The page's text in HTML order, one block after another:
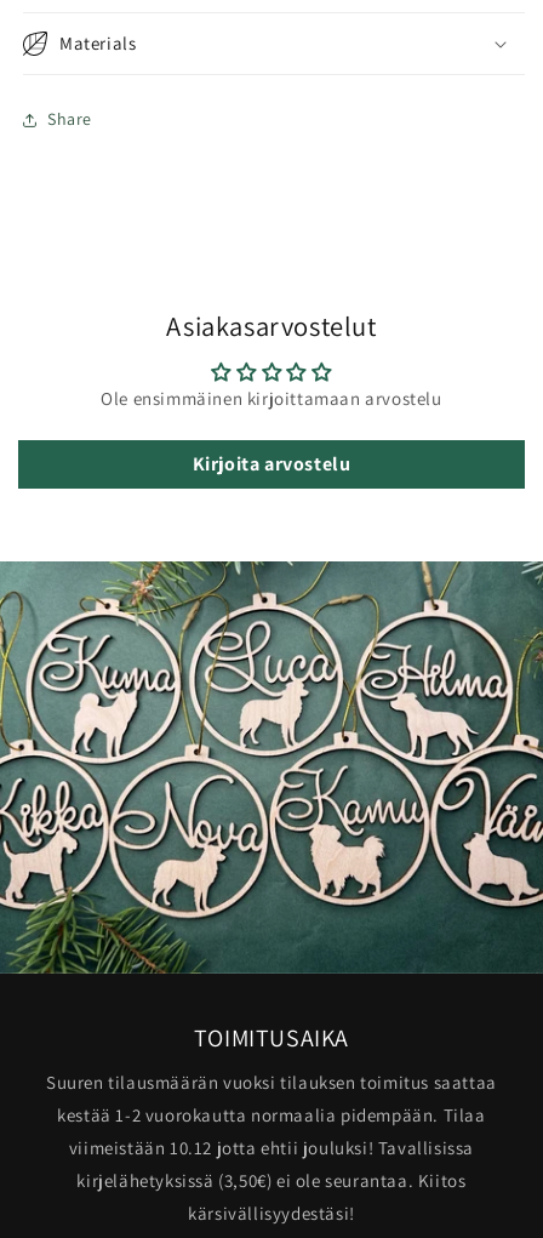
Materials
Share
Asiakasarvostelut
Ole ensimmäinen kirjoittamaan arvostelu
Kirjoita arvostelu
TOIMITUSAIKA
Suuren tilausmäärän vuoksi tilauksen toimitus saattaa
kestää 1-2 vuorokautta normaalia pidempään. Tilaa
viimeistään 10.12 jotta ehtii jouluksi! Tavallisissa
kirjelähetyksissä (3,50€) ei ole seurantaa. Kiitos
kärsivällisyydestäsi!